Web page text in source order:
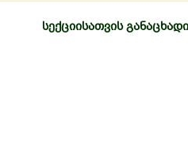
სექციისათვის